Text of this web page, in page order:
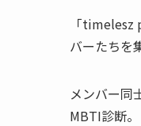
「
バーたちを
メンバー同
MBTI診断。